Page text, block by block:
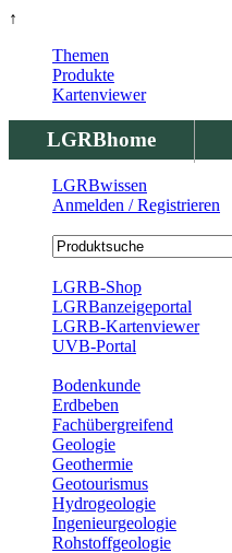
↑
LGRBhome
Themen
Produkte
Kartenviewer
LGRBwissen
Anmelden / Registrieren
LGRB-Shop
LGRBanzeigeportal
LGRB-Kartenviewer
UVB-Portal
Bodenkunde
Erdbeben
Fachübergreifend
Geologie
Geothermie
Geotourismus
Hydrogeologie
Ingenieurgeologie
Rohstoffgeologie